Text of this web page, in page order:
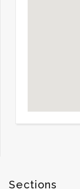
Sections